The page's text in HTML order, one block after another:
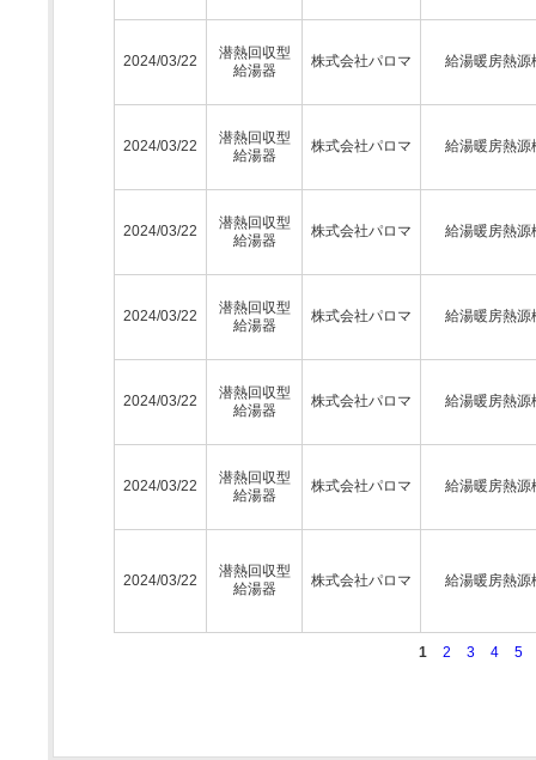
2024/03/22
潜熱回収型
給湯器
株式会社パロマ 給湯暖房熱源
2024/03/22
潜熱回収型
給湯器
株式会社パロマ 給湯暖房熱源
2024/03/22
潜熱回収型
給湯器
株式会社パロマ 給湯暖房熱源
2024/03/22
潜熱回収型
給湯器
株式会社パロマ 給湯暖房熱源
2024/03/22
潜熱回収型
給湯器
株式会社パロマ 給湯暖房熱源
2024/03/22
潜熱回収型
給湯器
株式会社パロマ 給湯暖房熱源
2024/03/22
潜熱回収型
給湯器
株式会社パロマ 給湯暖房熱源
1 2 3 4 5